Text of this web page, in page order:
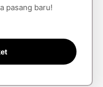
pasang baru!